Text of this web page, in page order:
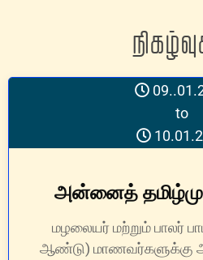
to
அன்னைத்
மழலையர் மற்றும் பாலர்
ஆண்டு) மாணவர்களுக்கு